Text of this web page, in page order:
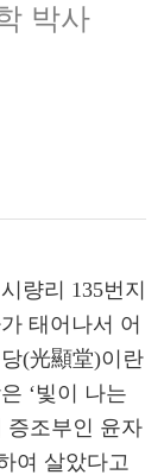
박사
량리 135번지
태어나서 어
(光顯堂)이란
‘빛이 나는
증조부인 윤자
여 살았다고